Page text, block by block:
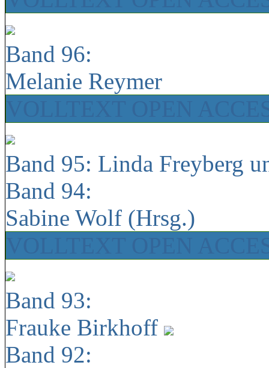
Band 96:
Melanie Reymer
Band 95: Linda Freyberg
Band 94:
Sabine Wolf (Hrsg.)
Band 93:
Frauke Birkhoff
Band 92: